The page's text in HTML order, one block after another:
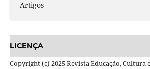
Artigos
LICENÇA
Copyright (c) 2025 Revista Educação, Cultura